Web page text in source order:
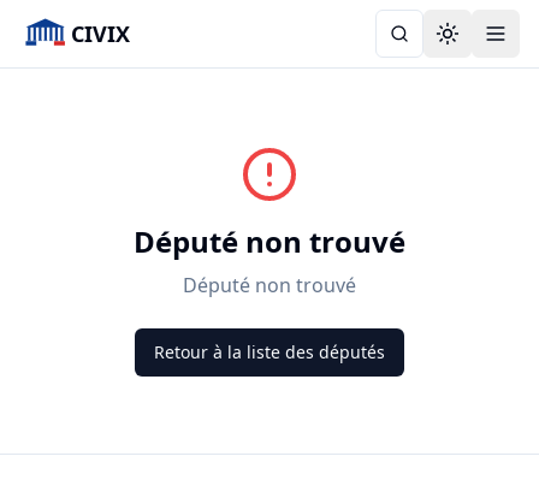
CIVIX Toggle
Député non trouvé
Député non trouvé
Retour à la liste des députés